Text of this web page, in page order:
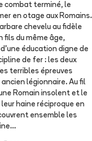
combat terminé, le
en otage aux Romains.
chevelu au fidèle
fils du même âge,
éducation digne de
de fer : les deux
terribles épreuves
légionnaire. Au fil
Romain insolent et le
haine réciproque en
ensemble les